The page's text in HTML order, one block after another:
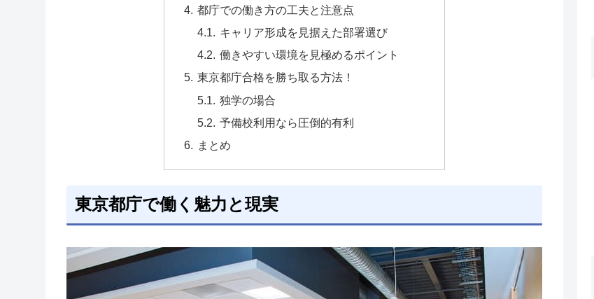
都庁での働き方の工夫と注意点
キャリア形成を見据えた部署選び
働きやすい環境を見極めるポイント
東京都庁合格を勝ち取る方法！
独学の場合
予備校利用なら圧倒的有利
まとめ
東京都庁で働く魅力と現実